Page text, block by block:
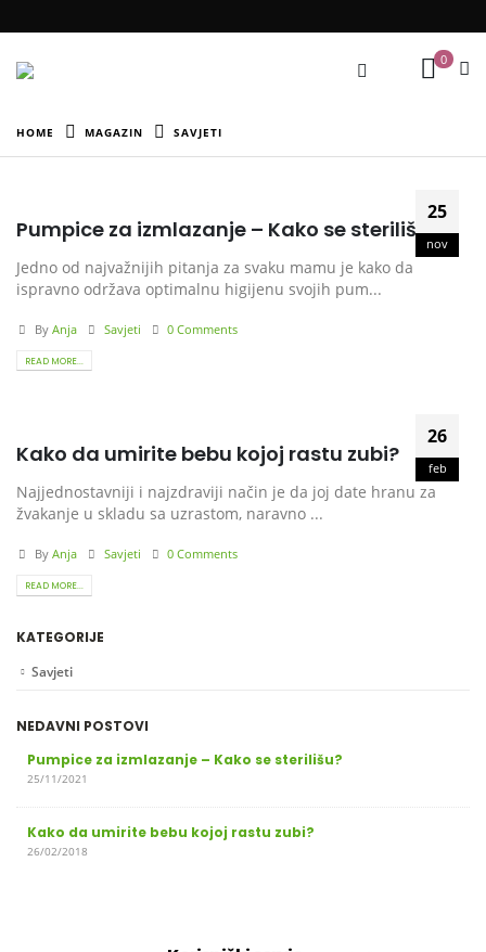
0
HOME MAGAZIN SAVJETI
25
nov
Pumpice za izmlazanje – Kako se sterilišu?
Jedno od najvažnijih pitanja za svaku mamu je kako da
ispravno održava optimalnu higijenu svojih pum...
By Anja Savjeti 0 Comments
READ MORE...
26
feb
Kako da umirite bebu kojoj rastu zubi?
Najjednostavniji i najzdraviji način je da joj date hranu za
žvakanje u skladu sa uzrastom, naravno ...
By Anja Savjeti 0 Comments
READ MORE...
KATEGORIJE
Savjeti
NEDAVNI POSTOVI
Pumpice za izmlazanje – Kako se sterilišu?
25/11/2021
Kako da umirite bebu kojoj rastu zubi?
26/02/2018